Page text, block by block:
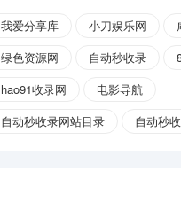
我爱分享库 小刀娱乐网
绿色资源网
自动秒收录
hao91收录网
电影导航
自动秒收录网站目录
自动秒